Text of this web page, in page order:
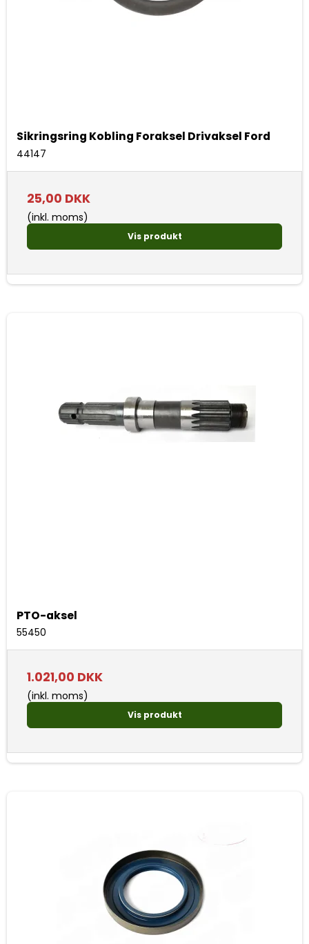
Sikringsring Kobling Foraksel Drivaksel Ford
44147
25,00 DKK
(inkl. moms)
Vis produkt
PTO-aksel
55450
1.021,00 DKK
(inkl. moms)
Vis produkt